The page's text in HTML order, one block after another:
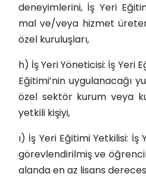
deneyimlerini, İş Yeri
mal ve/veya hizmet
özel kuruluşları,
h) İş Yeri Yöneticisi: İş Yeri
Eğitimi’nin uygulanacağı
özel sektör kurum veya
yetkili kişiyi,
ı) İş Yeri Eğitimi Yetkilisi:
görevlendirilmiş ve
alanda en az lisans